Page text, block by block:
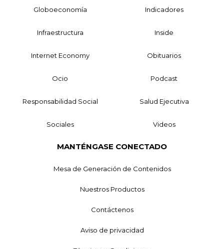
Globoeconomía Indicadores
Infraestructura Inside
Internet Economy Obituarios
Ocio Podcast
Responsabilidad Social Salud Ejecutiva
Sociales Videos
MANTÉNGASE CONECTADO
Mesa de Generación de Contenidos
Nuestros Productos
Contáctenos
Aviso de privacidad